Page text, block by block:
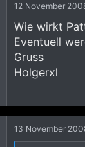
12 November
Wie wirkt
Eventuell
Gruss
Holgerxl
13 November